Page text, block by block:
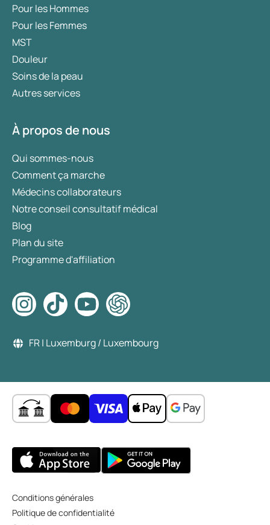
Pour les Hommes
Pour les Femmes
MST
Douleur
Soins de la peau
Autres services
À propos de nous
Qui sommes-nous
Comment ça marche
Médecins collaborateurs
Notre conseil consultatif médical
Blog
Plan du site
Programme d'affiliation
FR | Luxemburg / Luxembourg
Conditions générales
Politique de confidentialité